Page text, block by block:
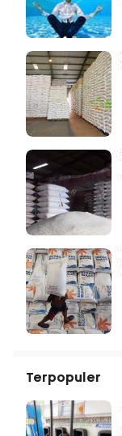
Terpopuler